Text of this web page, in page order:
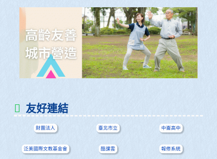
友好連結
財團法人
泛美國際文教基金會
臺北市立
酷課雲
中崙高中
報修系統